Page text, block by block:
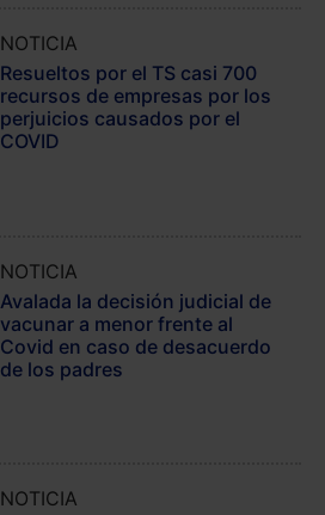
NOTICIA
Resueltos por el TS casi 700
recursos de empresas por los
perjuicios causados por el
COVID
NOTICIA
Avalada la decisión judicial de
vacunar a menor frente al
Covid en caso de desacuerdo
de los padres
NOTICIA